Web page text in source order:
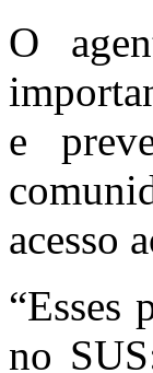
O
e
acesso
“Esses
no